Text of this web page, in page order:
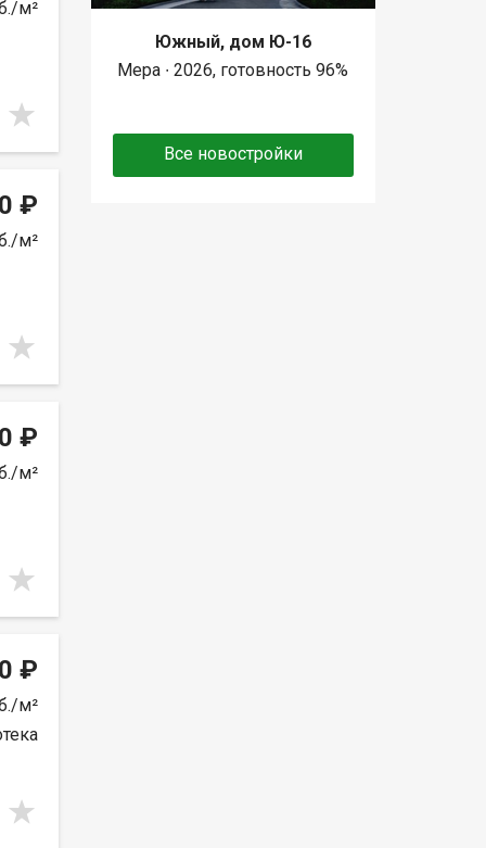
м²
₽
м²
₽
м²
₽
м²
Южный, дом Ю-16
Мера ∙ 2026, готовность 96%
Все новостройки